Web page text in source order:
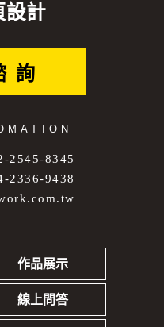
設計
詢
2545-8345
2336-9438
作品展示
線上問答